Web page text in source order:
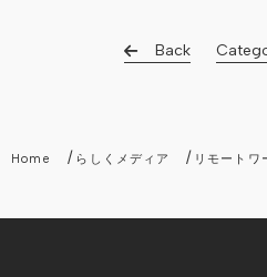
Back
Home / らしくメディア / リモートワ